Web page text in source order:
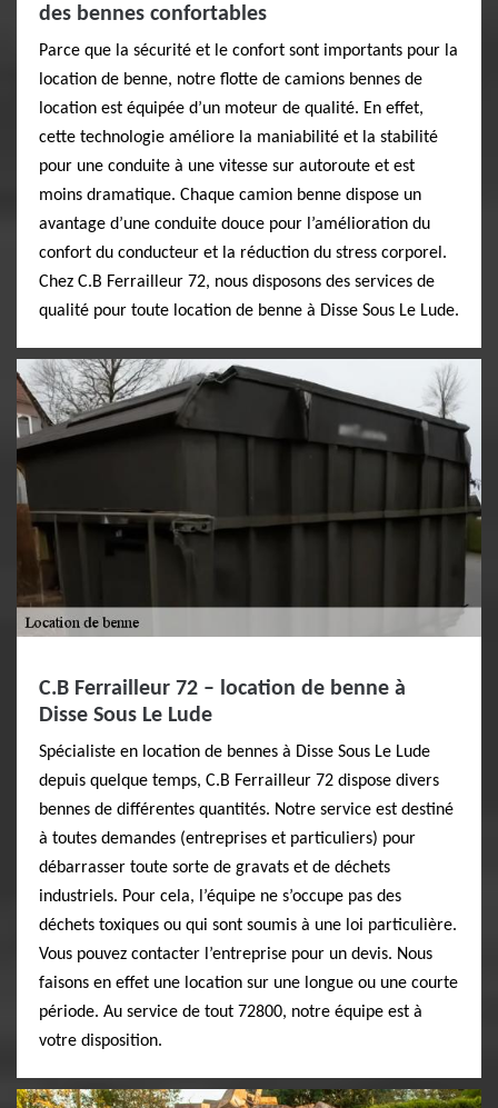
des bennes confortables
Parce que la sécurité et le confort sont importants pour la
location de benne, notre flotte de camions bennes de
location est équipée d’un moteur de qualité. En effet,
cette technologie améliore la maniabilité et la stabilité
pour une conduite à une vitesse sur autoroute et est
moins dramatique. Chaque camion benne dispose un
avantage d’une conduite douce pour l’amélioration du
confort du conducteur et la réduction du stress corporel.
Chez C.B Ferrailleur 72, nous disposons des services de
qualité pour toute location de benne à Disse Sous Le Lude.
C.B Ferrailleur 72 – location de benne à
Disse Sous Le Lude
Spécialiste en location de bennes à Disse Sous Le Lude
depuis quelque temps, C.B Ferrailleur 72 dispose divers
bennes de différentes quantités. Notre service est destiné
à toutes demandes (entreprises et particuliers) pour
débarrasser toute sorte de gravats et de déchets
industriels. Pour cela, l’équipe ne s’occupe pas des
déchets toxiques ou qui sont soumis à une loi particulière.
Vous pouvez contacter l’entreprise pour un devis. Nous
faisons en effet une location sur une longue ou une courte
période. Au service de tout 72800, notre équipe est à
votre disposition.